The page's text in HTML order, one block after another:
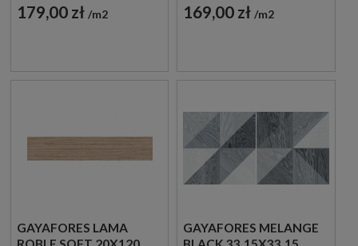
179,00 zł m2 169,00 zł m2
GAYAFORES LAMA
GAYAFORES MELANGE